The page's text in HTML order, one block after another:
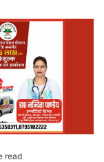
read